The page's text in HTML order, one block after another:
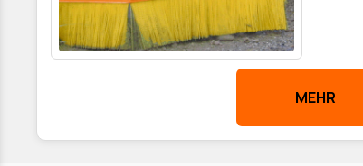
MEHR